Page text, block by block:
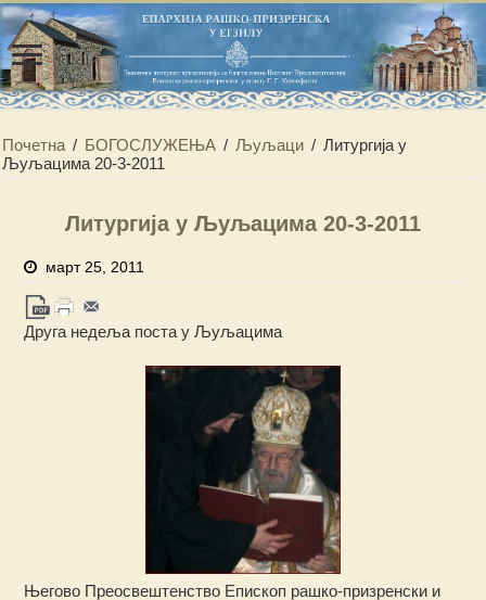
Почетна / БОГОСЛУЖЕЊА / Љуљаци / Литургија у
Љуљацима 20-3-2011
Литургија у Љуљацима 20-3-2011
март 25, 2011
Друга недеља поста у Љуљацима
Његово Преосвештенство Епископ рашко-призренски и